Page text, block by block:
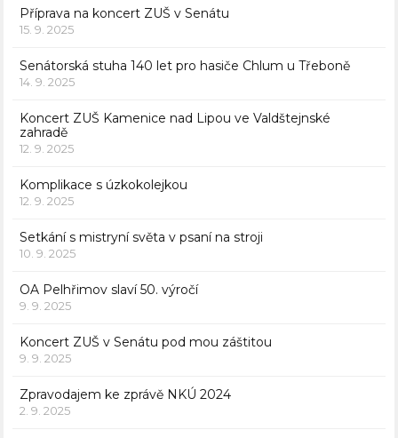
Příprava na koncert ZUŠ v Senátu
15. 9. 2025
Senátorská stuha 140 let pro hasiče Chlum u Třeboně
14. 9. 2025
Koncert ZUŠ Kamenice nad Lipou ve Valdštejnské
zahradě
12. 9. 2025
Komplikace s úzkokolejkou
12. 9. 2025
Setkání s mistryní světa v psaní na stroji
10. 9. 2025
OA Pelhřimov slaví 50. výročí
9. 9. 2025
Koncert ZUŠ v Senátu pod mou záštitou
9. 9. 2025
Zpravodajem ke zprávě NKÚ 2024
2. 9. 2025